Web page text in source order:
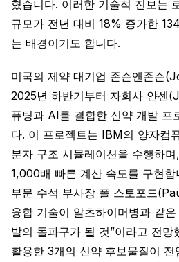
혔습니다. 이러한 기술적 진보는
규모가 전년 대비 18% 증가한
는 배경이기도 합니다.
미국의 제약 대기업 존슨앤존슨
2025년 하반기부터 자회사 얀센
퓨팅과 AI를 결합한 신약 개발 프
다. 이 프로젝트는 IBM의 양자컴
분자 구조 시뮬레이션을 수행하
1,000배 빠른 계산 속도를 구현합
부문 수석 부사장 폴 스토포드
융합 기술이 알츠하이머병과 같
발의 돌파구가 될 것”이라고 전망
활용한 3개의 신약 후보물질이